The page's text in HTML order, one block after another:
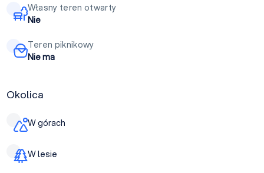
Własny teren otwarty
Nie
Teren piknikowy
Nie ma
Okolica
W górach
W lesie